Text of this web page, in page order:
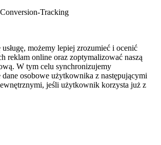
Tracking
możemy lepiej zrozumieć i ocenić
reklam online oraz zoptymalizować naszą
W tym celu synchronizujemy
dane osobowe użytkownika z następującymi
jeśli użytkownik korzysta już z